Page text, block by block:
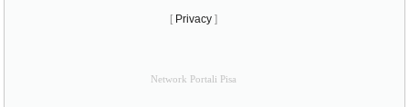
[ Privacy ]
Network Portali Pisa